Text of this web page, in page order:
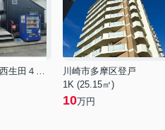
川崎市多摩区西生田４丁目
川崎市多摩区登戸
1K (25.15㎡)
10万円